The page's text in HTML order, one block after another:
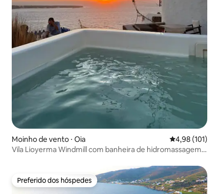
Moinho de vento ⋅ Oia 4,98 de uma
4,98 (101)
Vila Lioyerma Windmill com banheira de hidromassagem
Preferido dos hóspedes
Preferido dos hóspedes